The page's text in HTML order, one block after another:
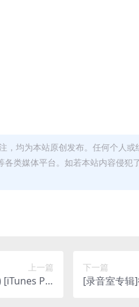
，均为本站原创发布。任何个人
类媒体平台。如若本站内容侵犯
上一篇
[iTunes Plu
下一篇
[录音室专辑